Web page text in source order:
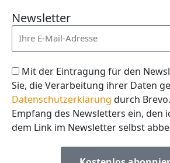
Newsletter
Mit der Eintragung für den
Sie, die Verarbeitung ihrer Daten
Datenschutzerklärung durch
Empfang des Newsletters ein, den
dem Link im Newsletter selbst